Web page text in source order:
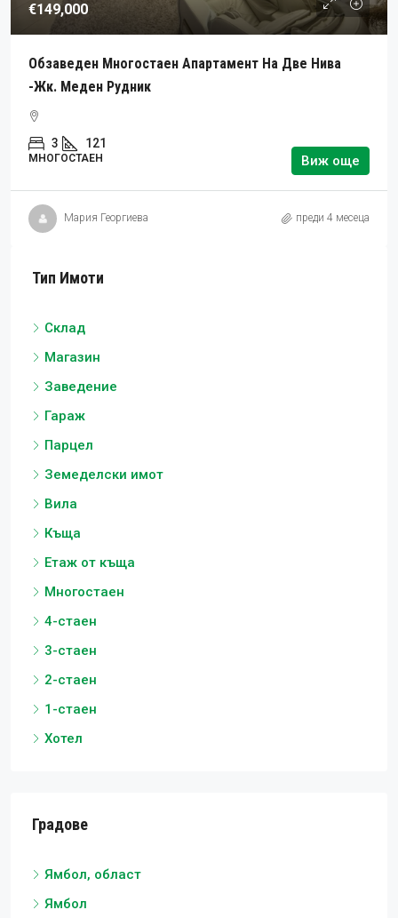
€149,000
Обзаведен Многостаен Апартамент На Две Нива
-жк. Меден Рудник
3 121
МНОГОСТАЕН Виж още
Мария Георгиева преди 4 месеца
Тип Имоти
Склад
Магазин
Заведение
Гараж
Парцел
Земеделски имот
Вила
Къща
Етаж от къща
Многостаен
4-стаен
3-стаен
2-стаен
1-стаен
Хотел
Градове
Ямбол, област
Ямбол